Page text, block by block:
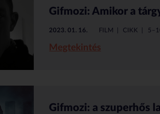
Gifmozi: Amikor a
2023. 01. 16. FILM CIKK
Megtekintés
Gifmozi: a szuperhős